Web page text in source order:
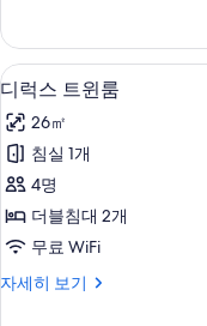
모
두
보
기
더
블
룸
자
세
히
보
기
디
럭
스
트
윈
룸
진
3
디럭스 트윈룸
26㎡
침실 1개
4명
더블침대 2개
무료 WiFi
자세히 보기
디